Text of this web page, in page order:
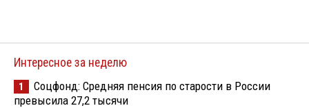
Интересное за неделю
1
Соцфонд: Средняя пенсия по старости в России
превысила 27,2 тысячи